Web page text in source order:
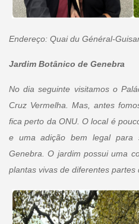
Endereço: Quai du Général-
Jardim Botânico de Genebra
No dia seguinte visitamos o
Cruz Vermelha. Mas, antes
fica perto da ONU. O local é
e uma adição bem legal
Genebra. O jardim possui uma
plantas vivas de diferentes partes